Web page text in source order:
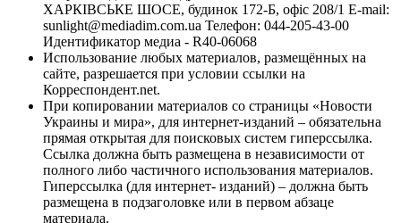
ХАРКІВСЬКЕ ШОСЕ, будинок 172-Б, офіс 208/1 E-mail:
sunlight@mediadim.com.ua Телефон: 044-205-43-00
Идентификатор медиа - R40-06068
Использование любых материалов, размещённых на
сайте, разрешается при условии ссылки на
Корреспондент.net.
При копировании материалов со страницы «Новости
Украины и мира», для интернет-изданий – обязательна
прямая открытая для поисковых систем гиперссылка.
Ссылка должна быть размещена в независимости от
полного либо частичного использования материалов.
Гиперссылка (для интернет- изданий) – должна быть
размещена в подзаголовке или в первом абзаце
материала.